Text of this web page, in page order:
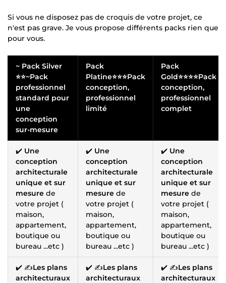
Si vous ne disposez pas de croquis de votre projet, ce
n'est pas grave. Je vous propose différents packs rien que
pour vous.
~ Pack Silver
⭐⭐~Pack
professionnel
standard pour
une
conception
sur-mesure
Pack
Platine⭐⭐⭐Pack
conception,
professionnel
limité
Pack
Gold⭐⭐⭐⭐Pack
conception,
professionnel
complet
✔️ Une
conception
architecturale
unique et sur
mesure de
votre projet (
maison,
appartement,
boutique ou
bureau ...etc )
✔️ Une
conception
architecturale
unique et sur
mesure de
votre projet (
maison,
appartement,
boutique ou
bureau ...etc )
✔️ Une
conception
architecturale
unique et sur
mesure de
votre projet (
maison,
appartement,
boutique ou
bureau ...etc )
✔️ ✍️Les plans
architecturaux
✔️ ✍️Les plans
architecturaux
✔️ ✍️Les plans
architecturaux